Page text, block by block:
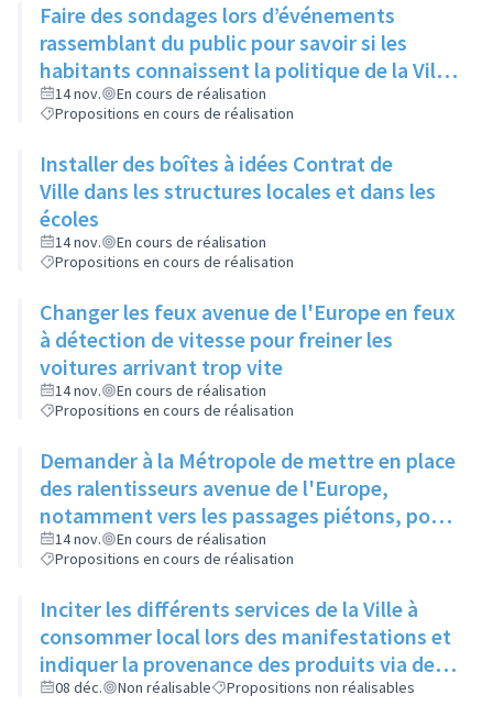
Faire des sondages lors d’événements
rassemblant du public pour savoir si les
habitants connaissent la politique de la Ville
/ le contrat de ville
14 nov.
En cours de réalisation
Propositions en cours de réalisation
Installer des boîtes à idées Contrat de
Ville dans les structures locales et dans les
écoles
14 nov.
En cours de réalisation
Propositions en cours de réalisation
Changer les feux avenue de l'Europe en feux
à détection de vitesse pour freiner les
voitures arrivant trop vite
14 nov.
En cours de réalisation
Propositions en cours de réalisation
Demander à la Métropole de mettre en place
des ralentisseurs avenue de l'Europe,
notamment vers les passages piétons, pour
plus de sécurité
14 nov.
En cours de réalisation
Propositions en cours de réalisation
Inciter les différents services de la Ville à
consommer local lors des manifestations et
indiquer la provenance des produits via des
cartes de visite laissées à disposition
08 déc. Non réalisable Propositions non réalisables